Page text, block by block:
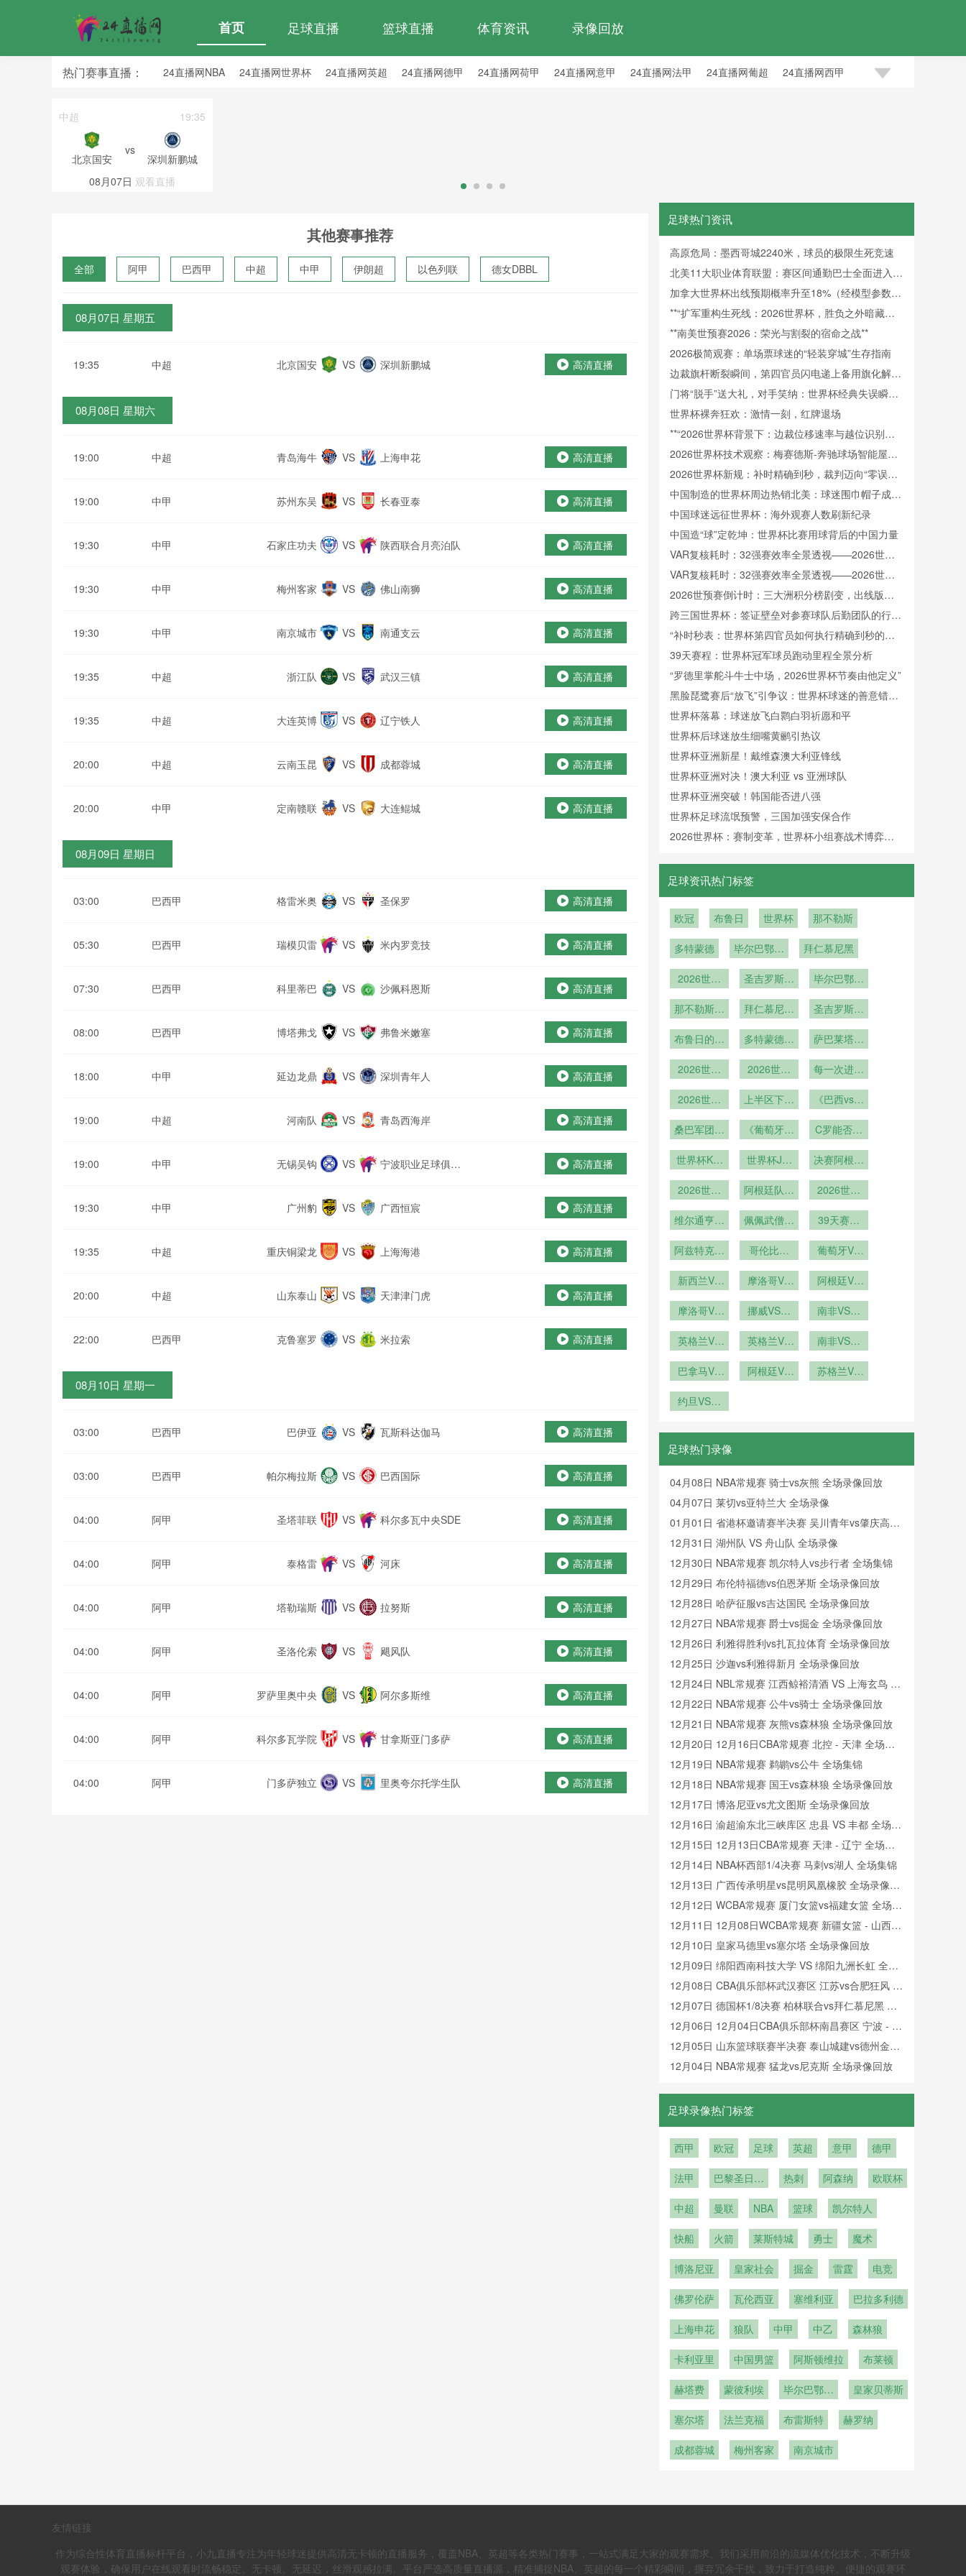
首页 足球直播 篮球直播 体育资讯 录像回放
热门赛事直播： 24直播网NBA 24直播网世界杯 24直播网英超 24直播网德甲 24直播网荷甲 24直播网意甲 24直播网法甲 24直播网葡超 24直播网西甲
中超 19:35
北京国安
vs
深圳新鹏城
08月07日 观看直播
其他赛事推荐
全部 阿甲 巴西甲 中超 中甲 伊朗超 以色列联 德女DBBL
波黑联
08月07日 星期五
19:35 中超 北京国安 VS 深圳新鹏城 高清直播
08月08日 星期六
19:00 中超 青岛海牛 VS 上海申花 高清直播
19:00 中甲 苏州东吴 VS 长春亚泰 高清直播
19:30 中甲 石家庄功夫 VS 陕西联合月亮泊队 高清直播
19:30 中甲 梅州客家 VS 佛山南狮 高清直播
19:30 中甲 南京城市 VS 南通支云 高清直播
19:35 中超 浙江队 VS 武汉三镇 高清直播
19:35 中超 大连英博 VS 辽宁铁人 高清直播
20:00 中超 云南玉昆 VS 成都蓉城 高清直播
20:00 中甲 定南赣联 VS 大连鲲城 高清直播
08月09日 星期日
03:00 巴西甲 格雷米奥 VS 圣保罗 高清直播
05:30 巴西甲 瑞模贝雷 VS 米内罗竞技 高清直播
07:30 巴西甲 科里蒂巴 VS 沙佩科恩斯 高清直播
08:00 巴西甲 博塔弗戈 VS 弗鲁米嫩塞 高清直播
18:00 中甲 延边龙鼎 VS 深圳青年人 高清直播
19:00 中超 河南队 VS 青岛西海岸 高清直播
19:00 中甲 无锡吴钩 VS 宁波职业足球俱乐
部
高清直播
19:30 中甲 广州豹 VS 广西恒宸 高清直播
19:35 中超 重庆铜梁龙 VS 上海海港 高清直播
20:00 中超 山东泰山 VS 天津津门虎 高清直播
22:00 巴西甲 克鲁塞罗 VS 米拉索 高清直播
08月10日 星期一
03:00 巴西甲 巴伊亚 VS 瓦斯科达伽马 高清直播
03:00 巴西甲 帕尔梅拉斯 VS 巴西国际 高清直播
04:00 阿甲 圣塔菲联 VS 科尔多瓦中央SDE 高清直播
04:00 阿甲 泰格雷 VS 河床 高清直播
04:00 阿甲 塔勒瑞斯 VS 拉努斯 高清直播
04:00 阿甲 圣洛伦索 VS 飓风队 高清直播
04:00 阿甲 罗萨里奥中央 VS 阿尔多斯维 高清直播
04:00 阿甲 科尔多瓦学院 VS 甘拿斯亚门多萨 高清直播
04:00 阿甲 门多萨独立 VS 里奥夸尔托学生队 高清直播
足球热门资讯
高原危局：墨西哥城2240米，球员的极限生死竞速
北美11大职业体育联盟：赛区间通勤巴士全面进入零
排放时代
加拿大世界杯出线预期概率升至18%（经模型参数修
正）
**“扩军重构生死线：2026世界杯，胜负之外暗藏新
法则”**
**南美世预赛2026：荣光与割裂的宿命之战**
2026极简观赛：单场票球迷的“轻装穿城”生存指南
边裁旗杆断裂瞬间，第四官员闪电递上备用旗化解赛
场意外
门将“脱手”送大礼，对手笑纳：世界杯经典失误瞬间
重现
世界杯裸奔狂欢：激情一刻，红牌退场
**“2026世界杯背景下：边裁位移速率与越位识别精
度的协同效应分析”**
2026世界杯技术观察：梅赛德斯-奔驰球场智能屋顶
系统对环境变化的动态适应机制
2026世界杯新规：补时精确到秒，裁判迈向“零误
差”时代
中国制造的世界杯周边热销北美：球迷围巾帽子成抢
手货
中国球迷远征世界杯：海外观赛人数刷新纪录
中国造“球”定乾坤：世界杯比赛用球背后的中国力量
VAR复核耗时：32强赛效率全景透视——2026世界
杯北美区备战启示
VAR复核耗时：32强赛效率全景透视——2026世界
杯北美区备战启示
2026世预赛倒计时：三大洲积分榜剧变，出线版图
全面洗牌
跨三国世界杯：签证壁垒对参赛球队后勤团队的行政
负荷剖析
“补时秒表：世界杯第四官员如何执行精确到秒的时
间管理”
39天赛程：世界杯冠军球员跑动里程全景分析
“罗德里掌舵斗牛士中场，2026世界杯节奏由他定义”
黑脸琵鹭赛后“放飞”引争议：世界杯球迷的善意错
付？
世界杯落幕：球迷放飞白鹮白羽祈愿和平
世界杯后球迷放生细嘴黄鹂引热议
世界杯亚洲新星！戴维森澳大利亚锋线
世界杯亚洲对决！澳大利亚 vs 亚洲球队
世界杯亚洲突破！韩国能否进八强
世界杯足球流氓预警，三国加强安保合作
2026世界杯：赛制变革，世界杯小组赛战术博弈更
足球资讯热门标签
欧冠 布鲁日 世界杯 那不勒斯
多特蒙德
毕尔巴鄂竞
拜仁慕尼黑
2026世界
圣吉罗斯联
毕尔巴鄂竞
路
那不勒斯的
拜仁慕尼黑
圣吉罗斯联
路
布鲁日的比
多特蒙德的
萨巴莱塔谈
队：法国&
格兰&巴西
2026世界
间常见疾病
2026世界
榜实时更新
每一次进球
2026世界
阵图解析
上半区下半
《巴西vs德
年“7 1惨
聚首
桑巴军团能
《葡萄牙vs
2016年欧
仇战
C罗能否雪
世界杯K组
维亚沙特智
世界杯J组
及利亚厄瓜
决赛阿根廷
2026世界
重现上届恩
阿根廷队成
2026世界
足坛传奇
维尔通亨比
代终章
佩佩武僧转
会
39天赛程
赛之间的恢
加墨世界杯
阿兹特克球
办的草皮更
2026年世
哥伦比亚
播哥伦比亚
线直播
葡萄牙VS
坦直播葡萄
别克斯坦在
新西兰VS
VS埃及直
摩洛哥VS
洛哥VS海
阿根廷VS
廷VS奥地
摩洛哥VS
VS海地直
挪威VS塞
挪威VS塞
直播
南非VS韩
韩国直播
英格兰VS
VS加纳直
英格兰VS
格兰VS加
南非VS韩
VS韩国在
巴拿马VS
拿马VS克
阿根廷VS
直播
苏格兰VS
约旦VS阿
播约旦VS
阿尔及利亚
足球热门录像
04月08日 NBA常规赛 骑士vs灰熊 全场录像回放
04月07日 莱切vs亚特兰大 全场录像
01月01日 省港杯邀请赛半决赛 吴川青年vs肇庆高要
金利诚峻 全场录像回放
12月31日 湖州队 VS 舟山队 全场录像
12月30日 NBA常规赛 凯尔特人vs步行者 全场集锦
12月29日 布伦特福德vs伯恩茅斯 全场录像回放
12月28日 哈萨征服vs吉达国民 全场录像回放
12月27日 NBA常规赛 爵士vs掘金 全场录像回放
12月26日 利雅得胜利vs扎瓦拉体育 全场录像回放
12月25日 沙迦vs利雅得新月 全场录像回放
12月24日 NBL常规赛 江西鲸裕清酒 VS 上海玄鸟 全
场录像
12月22日 NBA常规赛 公牛vs骑士 全场录像回放
12月21日 NBA常规赛 灰熊vs森林狼 全场录像回放
12月20日 12月16日CBA常规赛 北控 - 天津 全场录
像
12月19日 NBA常规赛 鹈鹕vs公牛 全场集锦
12月18日 NBA常规赛 国王vs森林狼 全场录像回放
12月17日 博洛尼亚vs尤文图斯 全场录像回放
12月16日 渝超渝东北三峡库区 忠县 VS 丰都 全场录
像
12月15日 12月13日CBA常规赛 天津 - 辽宁 全场录
像
12月14日 NBA杯西部1/4决赛 马刺vs湖人 全场集锦
12月13日 广西传承明星vs昆明凤凰橡胶 全场录像回
放
12月12日 WCBA常规赛 厦门女篮vs福建女篮 全场录
像回放
12月11日 12月08日WCBA常规赛 新疆女篮 - 山西女
篮 全场录像
12月10日 皇家马德里vs塞尔塔 全场录像回放
12月09日 绵阳西南科技大学 VS 绵阳九洲长虹 全场
录像
12月08日 CBA俱乐部杯武汉赛区 江苏vs合肥狂风 全
场录像回放
12月07日 德国杯1/8决赛 柏林联合vs拜仁慕尼黑 全
场录像回放
12月06日 12月04日CBA俱乐部杯南昌赛区 宁波 - 上
海 全场录像
12月05日 山东篮球联赛半决赛 泰山城建vs德州金辰
大圣 全场录像回放
12月04日 NBA常规赛 猛龙vs尼克斯 全场录像回放
足球录像热门标签
西甲 欧冠 足球 英超 意甲 德甲
法甲
巴黎圣日耳
热刺 阿森纳 欧联杯
中超 曼联 NBA 篮球 凯尔特人
快船 火箭 莱斯特城 勇士 魔术
博洛尼亚 皇家社会 掘金 雷霆 电竞
佛罗伦萨 瓦伦西亚 塞维利亚 巴拉多利德
上海申花 狼队 中甲 中乙 森林狼
卡利亚里 中国男篮 阿斯顿维拉 布莱顿
赫塔费 蒙彼利埃
毕尔巴鄂竞
皇家贝蒂斯
塞尔塔 法兰克福 布雷斯特 赫罗纳
成都蓉城 梅州客家 南京城市
友情链接
作为综合性体育直播标杆平台，小九直播专注为年轻球迷提供高清无卡顿的直播服务，覆盖NBA、英超等各类热门赛事，一站式满足大家的观赛需求。我们采用前沿的流媒体优化技术，不断升级
观赛体验，确保用户在线观看时流畅稳定、无卡顿、无延迟，丝滑观感拉满。平台严选高质量直播源，精准捕捉NBA、英超的每一个精彩瞬间，摒弃冗余干扰，致力于打造纯粹、便捷的观赛环